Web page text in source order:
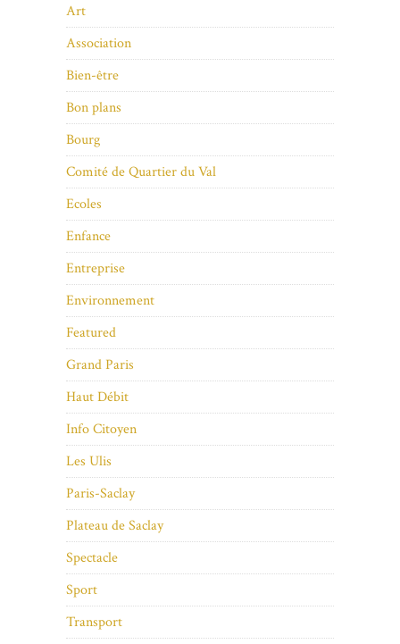
Art
Association
Bien-être
Bon plans
Bourg
Comité de Quartier du Val
Ecoles
Enfance
Entreprise
Environnement
Featured
Grand Paris
Haut Débit
Info Citoyen
Les Ulis
Paris-Saclay
Plateau de Saclay
Spectacle
Sport
Transport